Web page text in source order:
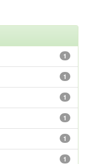
1
1
1
1
1
1